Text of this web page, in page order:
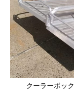
クーラーボッ